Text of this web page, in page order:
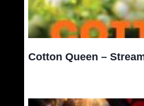
Cotton Queen –